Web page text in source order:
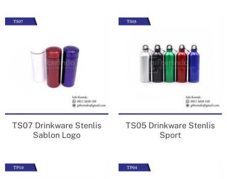
TS07 Drinkware Stenlis
Sablon Logo
TS05 Drinkware Stenlis
Sport